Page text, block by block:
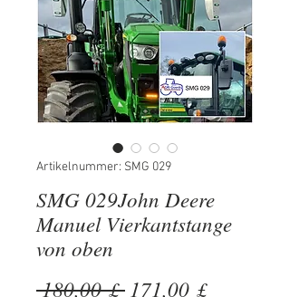
Artikelnummer: SMG 029
SMG 029John Deere
Manuel Vierkantstange
von oben
180,00 £ Standardpreis
171,00 £Sale-